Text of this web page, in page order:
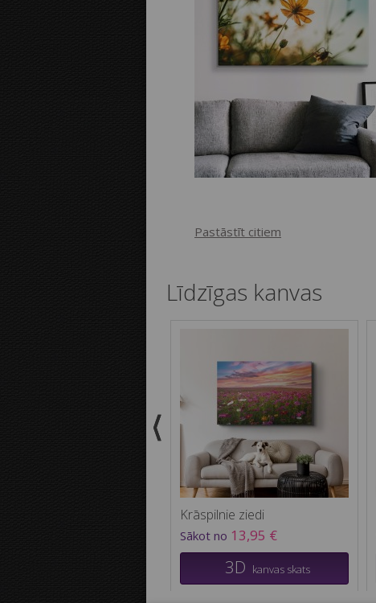
Pastāstīt citiem
Līdzīgas kanvas
Krāspilnie ziedi
Sākot no 13,95 €
3D kanvas skats